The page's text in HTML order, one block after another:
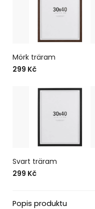
Mörk träram
299 Kč
Svart träram
299 Kč
Popis produktu